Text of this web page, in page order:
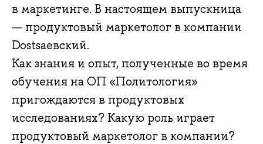
в маркетинге. В настоящем выпускница
— продуктовый маркетолог в компании
Dostsaевский.
Как знания и опыт, полученные во время
обучения на ОП «Политология»
пригождаются в продуктовых
исследованиях? Какую роль играет
продуктовый маркетолог в компании?